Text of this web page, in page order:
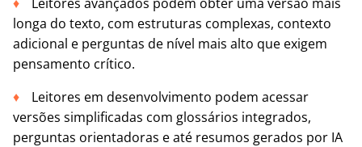
longa do texto, com estruturas complexas, contexto
adicional e perguntas de nível mais alto que exigem
pensamento crítico.
Leitores em desenvolvimento podem acessar
versões simplificadas com glossários integrados,
perguntas orientadoras e até resumos gerados por IA